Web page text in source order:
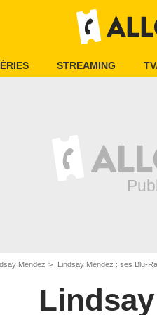
STREAMING
Mendez Lindsay Mendez : ses Blu-